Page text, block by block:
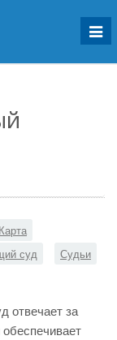
Карта
суд
Судьи
отвечает за